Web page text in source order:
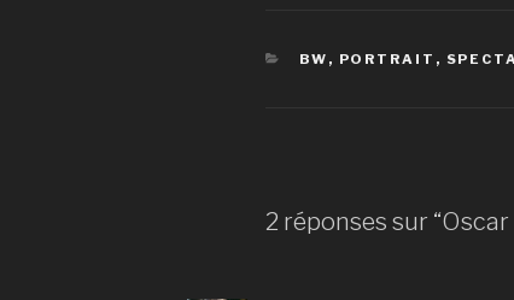
CATÉGORIES
BW , PORTRAIT ,
2 réponses sur “Oscar